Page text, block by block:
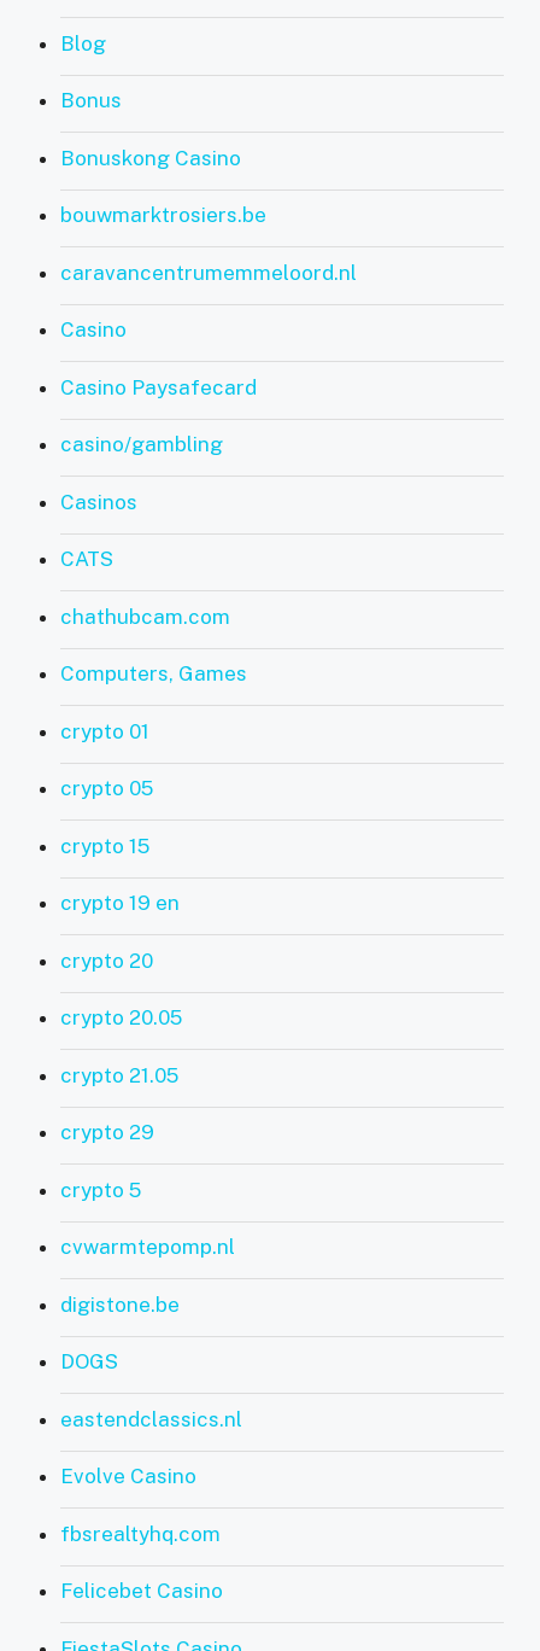
Blog
Bonus
Bonuskong Casino
bouwmarktrosiers.be
caravancentrumemmeloord.nl
Casino
Casino Paysafecard
casino/gambling
Casinos
CATS
chathubcam.com
Computers, Games
crypto 01
crypto 05
crypto 15
crypto 19 en
crypto 20
crypto 20.05
crypto 21.05
crypto 29
crypto 5
cvwarmtepomp.nl
digistone.be
DOGS
eastendclassics.nl
Evolve Casino
fbsrealtyhq.com
Felicebet Casino